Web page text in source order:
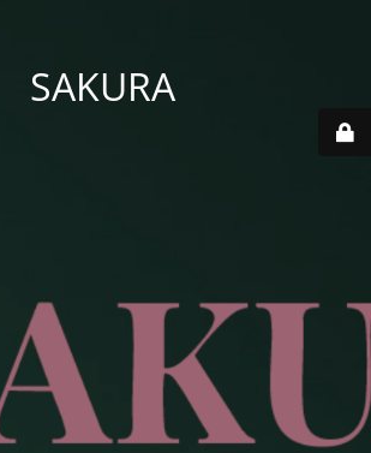
SAKURA